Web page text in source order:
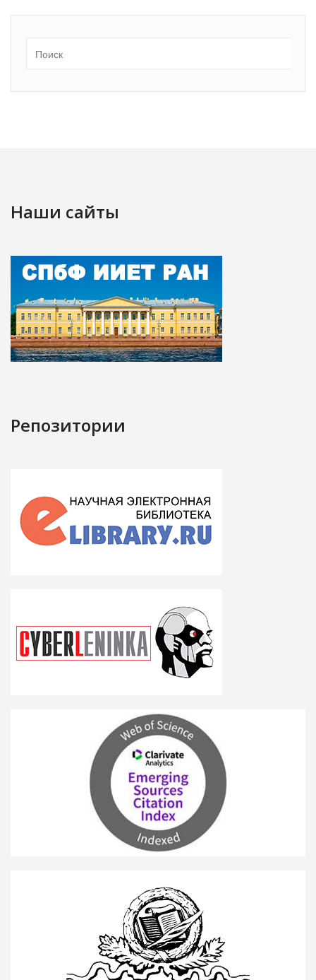
Наши сайты
Репозитории